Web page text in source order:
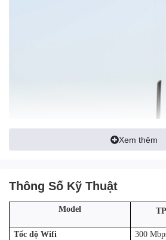
Xem thêm
Thông Số Kỹ Thuật
Model
Tốc độ Wifi 300